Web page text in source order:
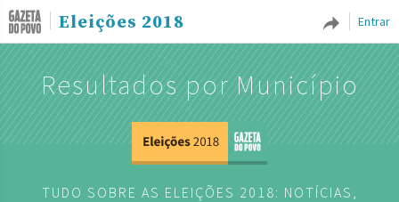
Entrar
Eleições 2018
Resultados por Município
TUDO SOBRE AS ELEIÇÕES 2018: NOTÍCIAS,